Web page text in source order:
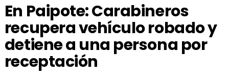
En Paipote: Carabineros
recupera vehículo robado y
detiene a una persona por
receptación